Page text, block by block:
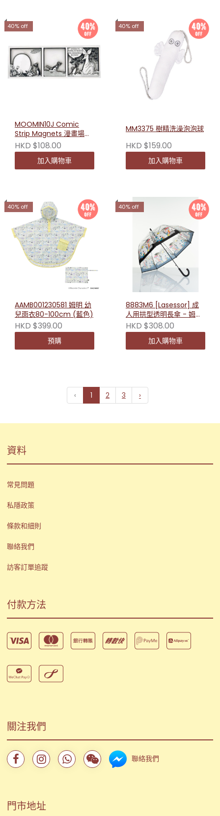
40% off
MOOMIN10J Comic
Strip Magnets 漫畫場景
磁鐵貼
HKD $108.00
加入購物車
40% off
MM3375 樹精洗澡泡泡球
HKD $159.00
加入購物車
40% off
AAMB001230581 姆明 幼
兒雨衣80-100cm (藍色)
HKD $399.00
預購
40% off
8883M6 [Lasessor] 成
人用拱型透明長傘 - 姆明
漫畫 8106336250002
HKD $308.00
加入購物車
‹ 1 2 3 ›
資料
常見問題
私隱政策
條款和細則
聯絡我們
訪客訂單追蹤
付款方法
關注我們
聯絡我們
門市地址